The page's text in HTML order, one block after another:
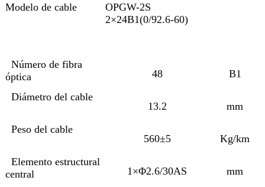
Modelo de cable
OPGW-2S
2×24B1(0/92.6-60)
Número de fibra
óptica
48
B1
Diámetro del cable
13.2
mm
Peso del cable
560±5
Kg/km
Elemento estructural
central
1×Φ2.6/30AS
mm